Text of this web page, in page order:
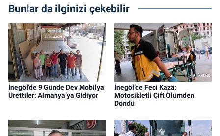
Bunlar da ilginizi çekebilir
İnegöl’de 9 Günde Dev Mobilya
Ürettiler: Almanya’ya Gidiyor
İnegöl’de Feci Kaza:
Motosikletli Çift Ölümden
Döndü